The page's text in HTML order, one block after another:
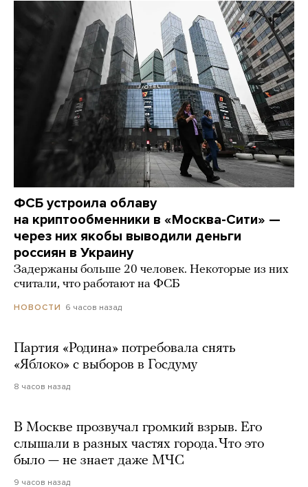
ФСБ устроила облаву
на криптообменники в «Москва-Сити» —
через них якобы выводили деньги
россиян в Украину
Задержаны больше 20 человек. Некоторые из них
считали, что работают на ФСБ
НОВОСТИ 6 часов назад
Партия «Родина» потребовала снять
«Яблоко» с выборов в Госдуму
8 часов назад
В Москве прозвучал громкий взрыв. Его
слышали в разных частях города. Что это
было — не знает даже МЧС
9 часов назад